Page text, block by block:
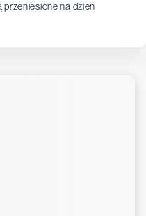
przeniesione na dzień